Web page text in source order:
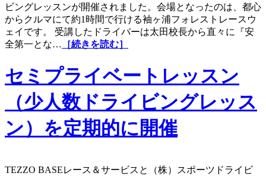
ビングレッスンが開催されました。会場となったのは、都心
からクルマにて約1時間で行ける袖ヶ浦フォレストレースウ
ェイです。 受講したドライバーは太田校長から直々に『安
全第一とな… ［続きを読む］
セミプライベートレッスン
（少人数ドライビングレッス
ン）を定期的に開催
TEZZO BASEレース＆サービスと（株）スポーツドライビ